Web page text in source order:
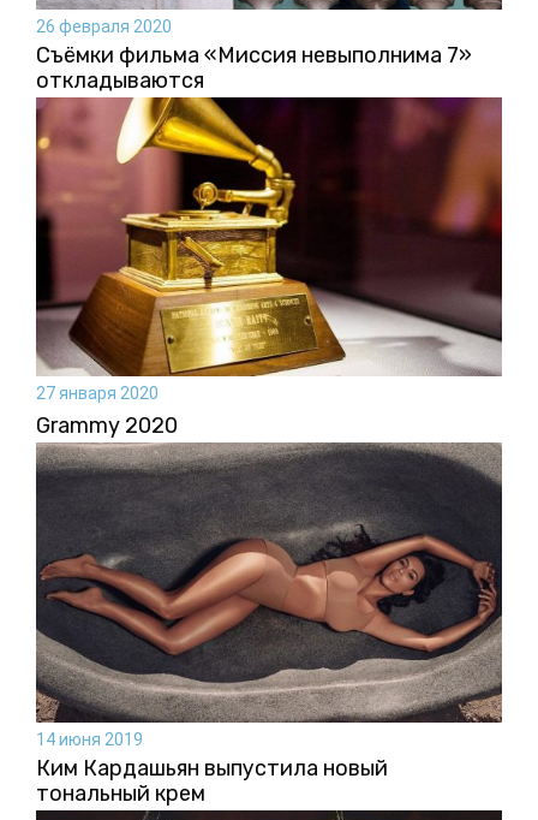
26 февраля 2020
Съёмки фильма «Миссия невыполнима 7»
откладываются
27 января 2020
Grammy 2020
14 июня 2019
Ким Кардашьян выпустила новый
тональный крем